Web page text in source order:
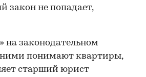
закон не попадает,
на законодательном
ними понимают квартиры,
старший юрист